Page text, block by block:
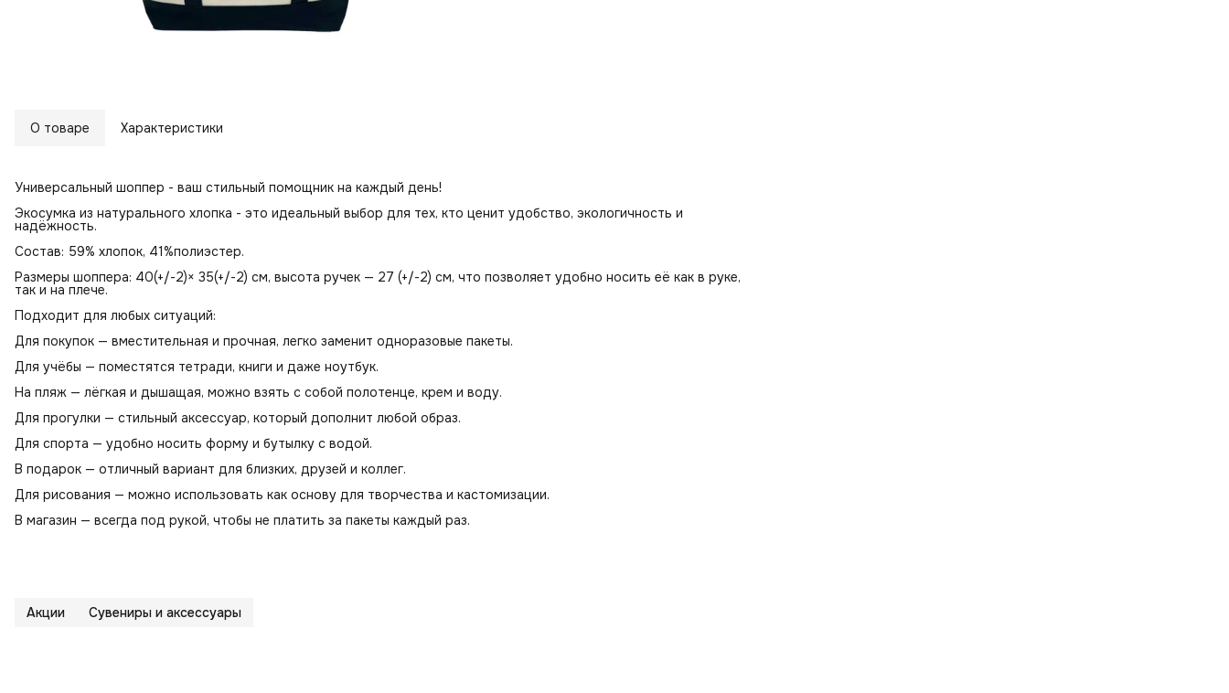
О товаре Характеристики
Универсальный шоппер - ваш стильный помощник на каждый день!
Экосумка из натурального хлопка - это идеальный выбор для тех, кто ценит удобство, экологичность и
надёжность.
Состав: 59% хлопок, 41%полиэстер.
Размеры шоппера: 40(+/-2)× 35(+/-2) см, высота ручек — 27 (+/-2) см, что позволяет удобно носить её как в руке,
так и на плече.
Подходит для любых ситуаций:
Для покупок — вместительная и прочная, легко заменит одноразовые пакеты.
Для учёбы — поместятся тетради, книги и даже ноутбук.
На пляж — лёгкая и дышащая, можно взять с собой полотенце, крем и воду.
Для прогулки — стильный аксессуар, который дополнит любой образ.
Для спорта — удобно носить форму и бутылку с водой.
В подарок — отличный вариант для близких, друзей и коллег.
Для рисования — можно использовать как основу для творчества и кастомизации.
В магазин — всегда под рукой, чтобы не платить за пакеты каждый раз.
Акции Сувениры и аксессуары